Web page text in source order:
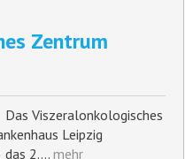
Zentrum
Viszeralonkologisches
Leipzig
das 2.… mehr